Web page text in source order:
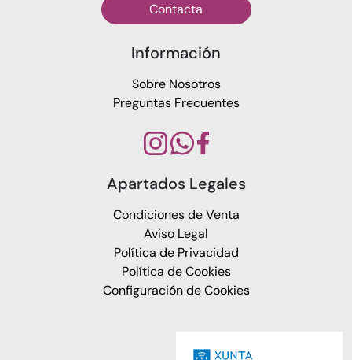
Contacta
Información
Sobre Nosotros
Preguntas Frecuentes
Apartados Legales
Condiciones de Venta
Aviso Legal
Política de Privacidad
Política de Cookies
Configuración de Cookies